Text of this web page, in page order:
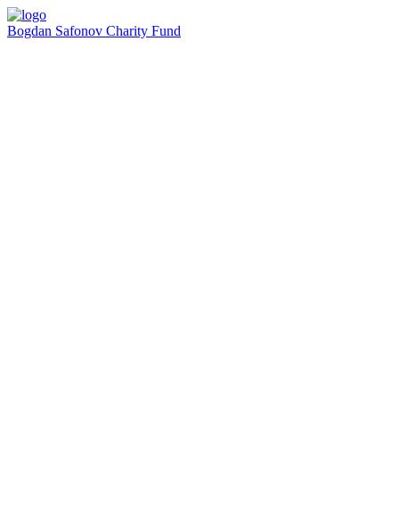
Bogdan Safonov Charity Fund